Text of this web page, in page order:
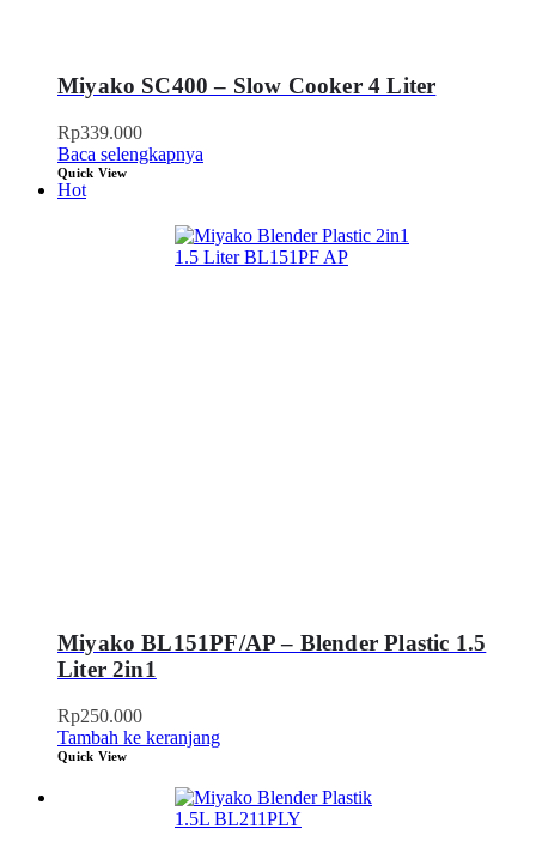
Miyako SC400 – Slow Cooker 4 Liter
Rp339.000
Baca selengkapnya
Quick View
Hot
Miyako BL151PF/AP – Blender Plastic 1.5
Liter 2in1
Rp250.000
Tambah ke keranjang
Quick View